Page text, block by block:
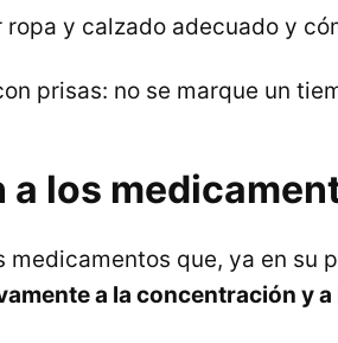
ropa y calzado adecuado y
prisas: no se marque un
a los
medicamentos que, ya en su
a la concentración y